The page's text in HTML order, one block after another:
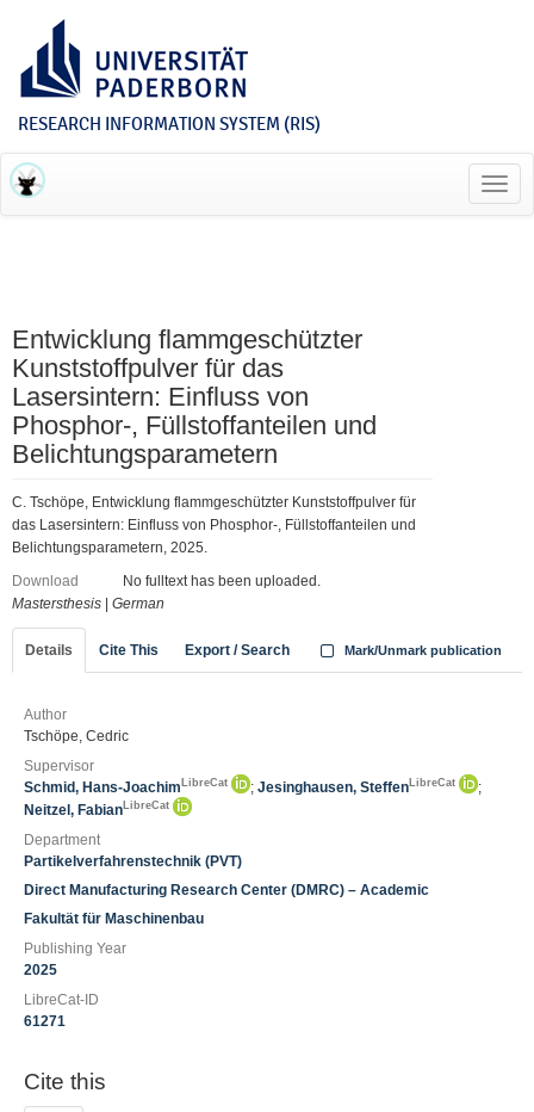
RESEARCH INFORMATION SYSTEM (RIS)
Entwicklung flammgeschützter
Kunststoffpulver für das
Lasersintern: Einfluss von
Phosphor-, Füllstoffanteilen und
Belichtungsparametern
C. Tschöpe, Entwicklung flammgeschützter Kunststoffpulver für
das Lasersintern: Einfluss von Phosphor-, Füllstoffanteilen und
Belichtungsparametern, 2025.
Download
No fulltext has been uploaded.
Mastersthesis
German
Details Cite This Export / Search Mark/Unmark publication
Author
Tschöpe, Cedric
Supervisor
Schmid, Hans-Joachim LibreCat ; Jesinghausen, Steffen LibreCat
;
Neitzel, Fabian LibreCat
Department
Partikelverfahrenstechnik (PVT)
Direct Manufacturing Research Center (DMRC) – Academic
Fakultät für Maschinenbau
Publishing Year
2025
LibreCat-ID
61271
Cite this